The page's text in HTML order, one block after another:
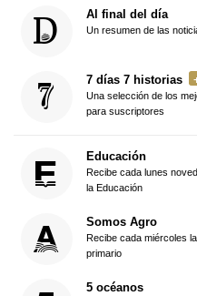
Al final del día
Un resumen de las
7 días 7 historias
Una selección de los
para suscriptores
Educación
Recibe cada lunes
la Educación
Somos Agro
Recibe cada miércoles
primario
5 océanos